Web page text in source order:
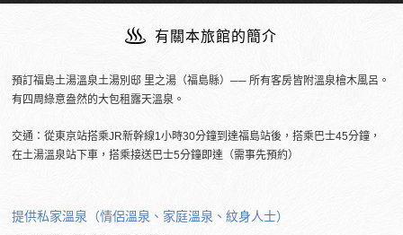
有關本旅館的簡介
預訂福島土湯溫泉土湯別邸 里之湯（福島縣）── 所有客房皆附溫泉檜木風呂。
有四周綠意盎然的大包租露天溫泉。
交通：從東京站搭乘JR新幹線1小時30分鐘到達福島站後，搭乘巴士45分鐘，
在土湯溫泉站下車，搭乘接送巴士5分鐘即達（需事先預約）
提供私家溫泉（情侶溫泉、家庭溫泉、紋身人士）